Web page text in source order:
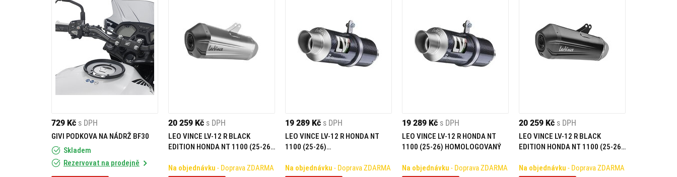
729 Kč s DPH
GIVI PODKOVA NA NÁDRŽ BF30
Skladem
Rezervovat na prodejně
20 259 Kč s DPH
LEO VINCE LV-12 R BLACK
EDITION HONDA NT 1100 (25-26)
Na objednávku - Doprava ZDARMA
19 289 Kč s DPH
LEO VINCE LV-12 R HONDA NT
1100 (25-26)
Na objednávku - Doprava ZDARMA
19 289 Kč s DPH
LEO VINCE LV-12 R HONDA NT
1100 (25-26) HOMOLOGOVANÝ
Na objednávku - Doprava ZDARMA
20 259 Kč s DPH
LEO VINCE LV-12 R BLACK
EDITION HONDA NT 1100 (25-26)
Na objednávku - Doprava ZDARMA